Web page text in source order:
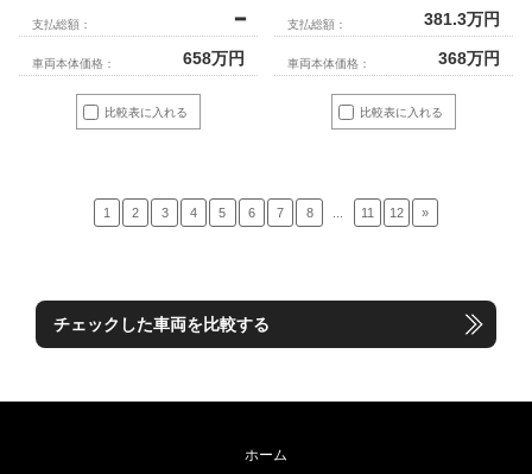
比較表に入れる
支払総額： ━
車両本体価格： 658万円
比較表に入れる
支払総額： 381.3万円
車両本体価格： 368万円
1 2 3 4 5 6 7 8 11 12 »
チェックした車両を比較する
ホーム